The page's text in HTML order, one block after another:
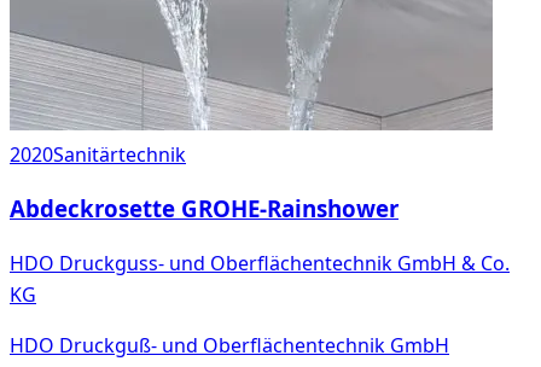
2020Sanitärtechnik
Abdeckrosette GROHE-Rainshower
HDO Druckguss- und Oberflächentechnik GmbH & Co.
KG
HDO Druckguß- und Oberflächentechnik GmbH